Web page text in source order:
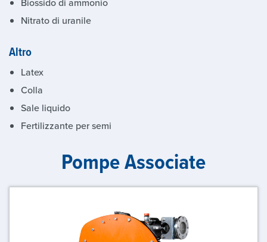
Nitrato di uranile
Altro
Latex
Colla
Sale liquido
Fertilizzante per semi
Pompe Associate